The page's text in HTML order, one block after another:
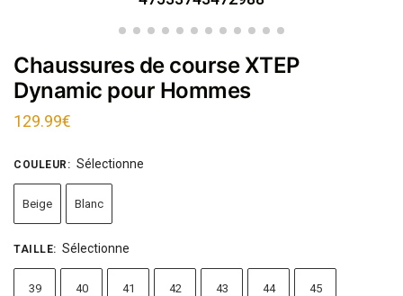
Chaussures de course XTEP
Dynamic pour Hommes
129.99€
COULEUR : Sélectionne
Beige Blanc
TAILLE: Sélectionne
39 40 41 42 43 44 45